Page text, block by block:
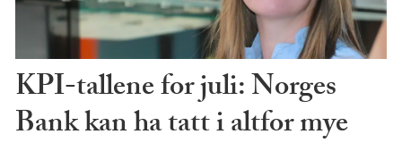
KPI-tallene for juli: Norges
Bank kan ha tatt i altfor mye